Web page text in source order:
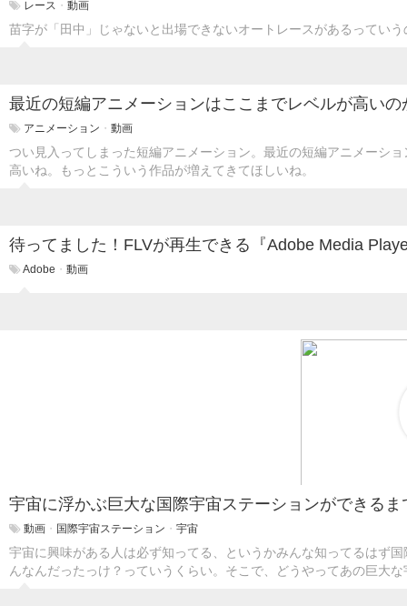
レース ・ 動画
苗字が「田中」じゃないと出場できないオートレースがあるってい
最近の短編アニメーションはここまでレベルが高いの
アニメーション ・ 動画
つい見入ってしまった短編アニメーション。最近の短編アニメーシ
高いね。もっとこういう作品が増えてきてほしいね。
待ってました！FLVが再生できる『Adobe Media
Adobe ・ 動画
宇宙に浮かぶ巨大な国際宇宙ステーションができるま
動画 ・ 国際宇宙ステーション ・ 宇宙
宇宙に興味がある人は必ず知ってる、というかみんな知ってるはず
んなんだったっけ？っていうくらい。そこで、どうやってあの巨大